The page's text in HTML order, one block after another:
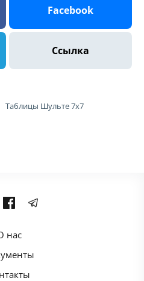
Facebook
Ссылка
Таблицы Шульте 7x7
нас